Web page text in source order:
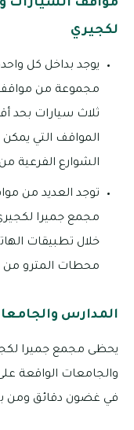
لكجيري
يوجد بداخل كل
مجموعة من مواقف
ثلاث سيارات بحد
المواقف التي
الشوارع الفرعية من
توجد العديد من
مجمع جميرا
خلال تطبيقات
محطات المترو من
المدارس
يحظى مجمع جميرا
والجامعات الواقعة
في غضون دقائق ومن